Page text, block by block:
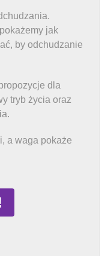
jak
by odchudzanie
dla
tryb życia oraz
a waga pokaże